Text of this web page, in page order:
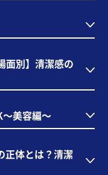
面別】清潔感の
～美容編～
正体とは？清潔